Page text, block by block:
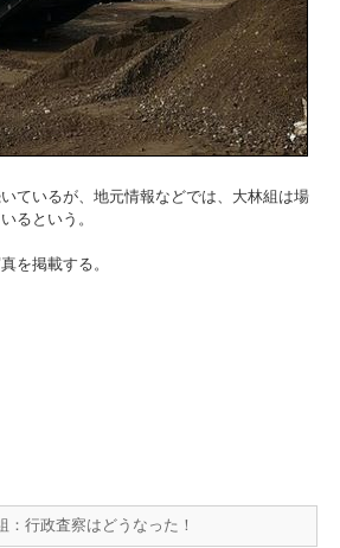
ているが、地元情報などでは、大林組は場
るという。
を掲載する。
：行政査察はどうなった！